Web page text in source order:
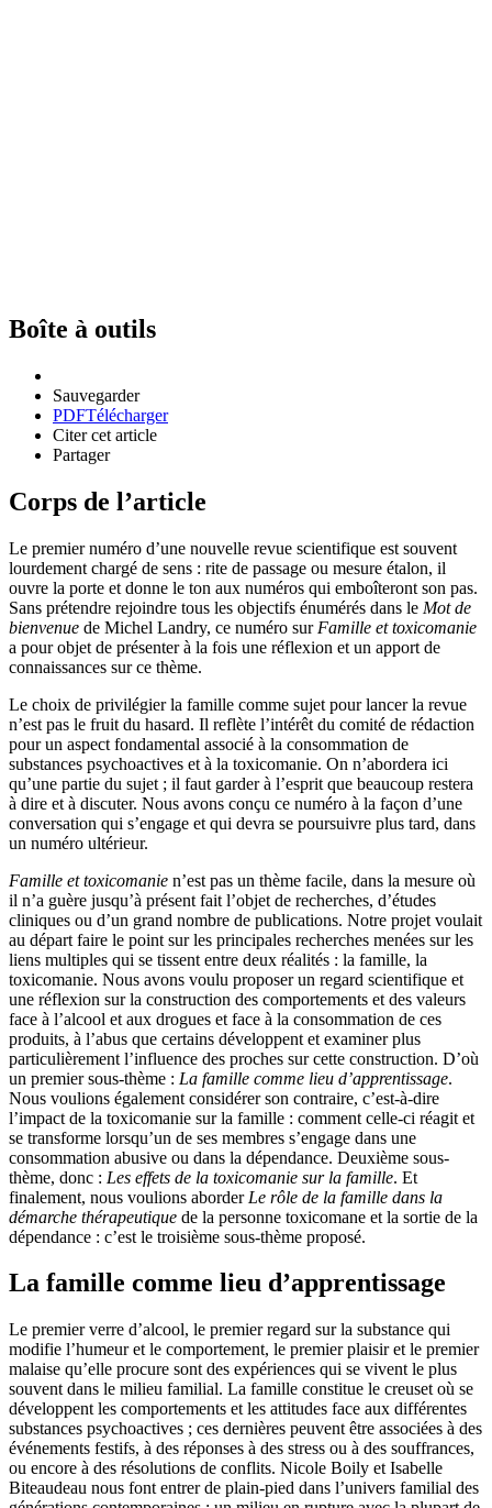
Boîte à outils
Sauvegarder
PDFTélécharger
Citer cet article
Partager
Corps de l’article
Le premier numéro d’une nouvelle revue scientifique est souvent
lourdement chargé de sens : rite de passage ou mesure étalon, il
ouvre la porte et donne le ton aux numéros qui emboîteront son pas.
Sans prétendre rejoindre tous les objectifs énumérés dans le Mot de
bienvenue de Michel Landry, ce numéro sur Famille et toxicomanie
a pour objet de présenter à la fois une réflexion et un apport de
connaissances sur ce thème.
Le choix de privilégier la famille comme sujet pour lancer la revue
n’est pas le fruit du hasard. Il reflète l’intérêt du comité de rédaction
pour un aspect fondamental associé à la consommation de
substances psychoactives et à la toxicomanie. On n’abordera ici
qu’une partie du sujet ; il faut garder à l’esprit que beaucoup restera
à dire et à discuter. Nous avons conçu ce numéro à la façon d’une
conversation qui s’engage et qui devra se poursuivre plus tard, dans
un numéro ultérieur.
Famille et toxicomanie n’est pas un thème facile, dans la mesure où
il n’a guère jusqu’à présent fait l’objet de recherches, d’études
cliniques ou d’un grand nombre de publications. Notre projet voulait
au départ faire le point sur les principales recherches menées sur les
liens multiples qui se tissent entre deux réalités : la famille, la
toxicomanie. Nous avons voulu proposer un regard scientifique et
une réflexion sur la construction des comportements et des valeurs
face à l’alcool et aux drogues et face à la consommation de ces
produits, à l’abus que certains développent et examiner plus
particulièrement l’influence des proches sur cette construction. D’où
un premier sous-thème : La famille comme lieu d’apprentissage.
Nous voulions également considérer son contraire, c’est-à-dire
l’impact de la toxicomanie sur la famille : comment celle-ci réagit et
se transforme lorsqu’un de ses membres s’engage dans une
consommation abusive ou dans la dépendance. Deuxième sous-
thème, donc : Les effets de la toxicomanie sur la famille. Et
finalement, nous voulions aborder Le rôle de la famille dans la
démarche thérapeutique de la personne toxicomane et la sortie de la
dépendance : c’est le troisième sous-thème proposé.
La famille comme lieu d’apprentissage
Le premier verre d’alcool, le premier regard sur la substance qui
modifie l’humeur et le comportement, le premier plaisir et le premier
malaise qu’elle procure sont des expériences qui se vivent le plus
souvent dans le milieu familial. La famille constitue le creuset où se
développent les comportements et les attitudes face aux différentes
substances psychoactives ; ces dernières peuvent être associées à des
événements festifs, à des réponses à des stress ou à des souffrances,
ou encore à des résolutions de conflits. Nicole Boily et Isabelle
Biteaudeau nous font entrer de plain-pied dans l’univers familial des